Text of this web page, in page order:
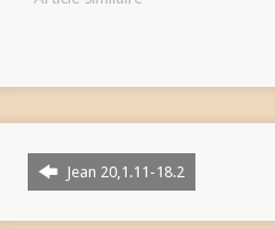
Jean 20,1.11-18.2